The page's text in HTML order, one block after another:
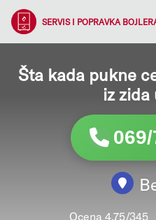
SERVIS I POPRAVKA
Šta kada pukne
iz
Ocena 4.75/345